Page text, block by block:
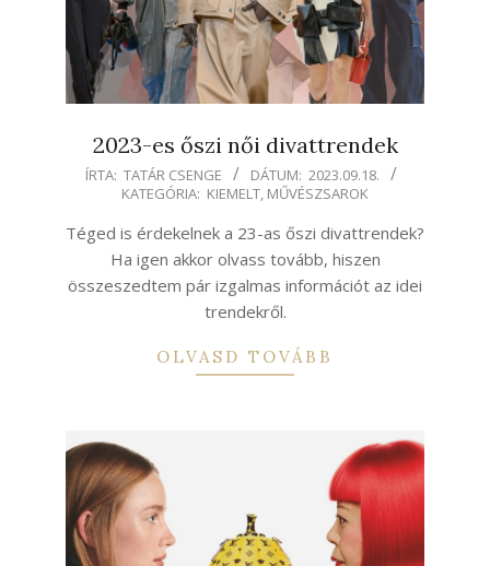
2023-es őszi női divattrendek
2023-
18
ÍRTA: TATÁR CSENGE DÁTUM: 2023.09.18.
KATEGÓRIA: KIEMELT, MŰVÉSZSAROK
Téged is érdekelnek a 23-as őszi divattrendek?
Ha igen akkor olvass tovább, hiszen
összeszedtem pár izgalmas információt az idei
trendekről.
OLVASD TOVÁBB